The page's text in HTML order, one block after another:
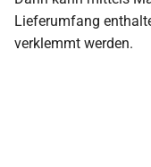
Lieferumfang
verklemmt werden.